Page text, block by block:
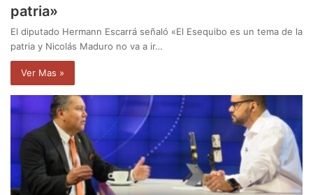
patria»
El diputado Hermann Escarrá señaló «El Esequibo es un tema de la
patria y Nicolás Maduro no va a ir…
Ver Mas »